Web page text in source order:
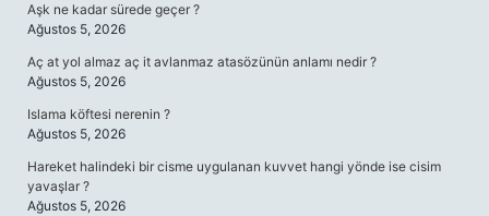
Aşk ne kadar sürede geçer ?
Ağustos 5, 2026
Aç at yol almaz aç it avlanmaz atasözünün anlamı nedir ?
Ağustos 5, 2026
Islama köftesi nerenin ?
Ağustos 5, 2026
Hareket halindeki bir cisme uygulanan kuvvet hangi yönde ise cisim
yavaşlar ?
Ağustos 5, 2026